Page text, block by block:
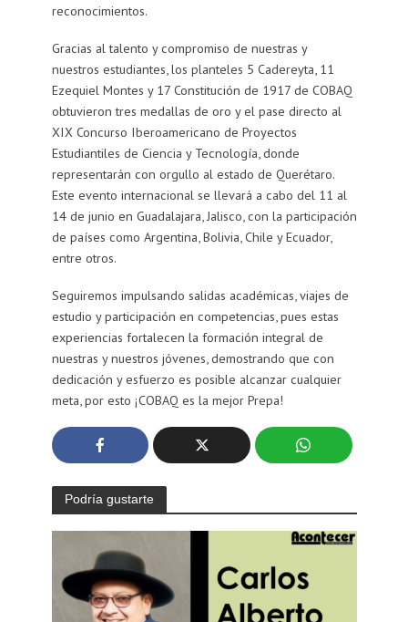
reconocimientos.
Gracias al talento y compromiso de nuestras y
nuestros estudiantes, los planteles 5 Cadereyta, 11
Ezequiel Montes y 17 Constitución de 1917 de COBAQ
obtuvieron tres medallas de oro y el pase directo al
XIX Concurso Iberoamericano de Proyectos
Estudiantiles de Ciencia y Tecnología, donde
representarán con orgullo al estado de Querétaro.
Este evento internacional se llevará a cabo del 11 al
14 de junio en Guadalajara, Jalisco, con la participación
de países como Argentina, Bolivia, Chile y Ecuador,
entre otros.
Seguiremos impulsando salidas académicas, viajes de
estudio y participación en competencias, pues estas
experiencias fortalecen la formación integral de
nuestras y nuestros jóvenes, demostrando que con
dedicación y esfuerzo es posible alcanzar cualquier
meta, por esto ¡COBAQ es la mejor Prepa!
Podría gustarte